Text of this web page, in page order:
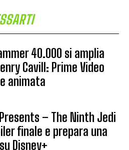
40.000 si amplia
Cavill: Prime Video
animata
– The Ninth Jedi
finale e prepara una
Disney+